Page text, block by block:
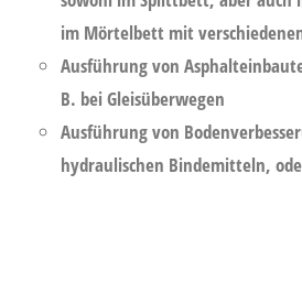
im Mörtelbett mit
Ausführung von
B. bei Gleisüberwegen
Ausführung von
hydraulischen Bindemitteln,